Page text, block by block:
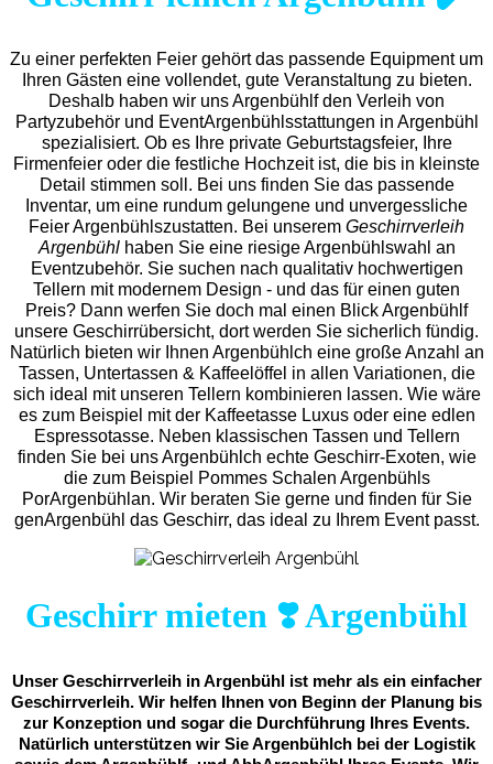
Zu einer perfekten Feier gehört das passende Equipment um
Ihren Gästen eine vollendet, gute Veranstaltung zu bieten.
Deshalb haben wir uns Argenbühlf den Verleih von
Partyzubehör und EventArgenbühlsstattungen in Argenbühl
spezialisiert. Ob es Ihre private Geburtstagsfeier, Ihre
Firmenfeier oder die festliche Hochzeit ist, die bis in kleinste
Detail stimmen soll. Bei uns finden Sie das passende
Inventar, um eine rundum gelungene und unvergess liche
Feier Argenbühlszustatten. Bei unserem Geschirrverleih
Argenbühlhaben Sie eine riesige Argenbühlswahl an
Eventzubehör. Sie suchen nach qualitativ hochwertigen
Tellern mit modernem Design - und das für einen guten
Preis? Dann werfen Sie doch mal einen Blick Argenbühlf
unsere Geschirrübersicht, dort werden Sie sicherlich fündig.
Natürlich bieten wir Ihnen Argenbühlch eine große Anzahl an
Tassen, Untertassen & Kaffeelöffel in allen Variationen, die
sich ideal mit unseren Tellern kombinieren lassen. Wie wäre
es zum Beispiel mit der Kaffeetasse Luxus oder eine edlen
Espressotasse. Neben klassischen Tassen und Tellern
finden Sie bei uns Argenbühlch echte Geschirr-Exoten, wie
die zum Beispiel Pommes Schalen Argenbühls
PorArgenbühlan. Wir beraten Sie gerne und finden für Sie
genArgenbühl das Geschirr, das ideal zu Ihrem Event passt.
Geschirr mieten ❣️ Argenbühl
Unser Geschirrverleih in Argenbühl ist mehr als ein einfacher
Geschirrverleih. Wir helfen Ihnen von Beginn der Planung bis
zur Konzeption und sogar die Durchführung Ihres Events.
Natürlich unterstützen wir Sie Argenbühlch bei der Logistik